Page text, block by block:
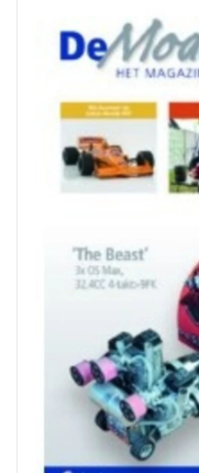
Dokumentation
Zeitschriften
NEUE ZEITSCHRIFTEN
ABONNEMENT DER
MODELLBAUER
Baubeschreibungen